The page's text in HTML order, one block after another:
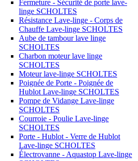
Fermeture - Sécurité de porte lave-
linge SCHOLTES
Résistance Lave-linge - Corps de
Chauffe Lave-linge SCHOLTES
Aube de tambour lave linge
SCHOLTES
Charbon moteur lave linge
SCHOLTES
Moteur lave-linge SCHOLTES
Poignée de Porte - Poignée de
Hublot Lave-linge SCHOLTES
Pompe de Vidange Lave-linge
SCHOLTES
Courroie - Poulie Lave-linge
SCHOLTES
Porte - Hublot - Verre de Hublot
Lave-linge SCHOLTES
Électrovanne - Aquastop Lave-linge